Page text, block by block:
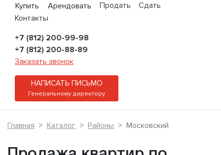
Купить Арендовать Продать
Сдать
Контакты
+7 (812) 200-99-98
+7 (812) 200-88-89
Заказать звонок
НАПИСАТЬ ПИСЬМО
Генеральному директору
Главная Каталог Районы Московский